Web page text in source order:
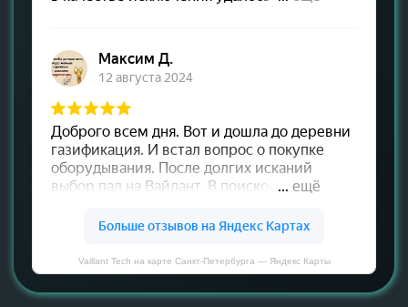
Vaillant Tech на карте Санкт‑Петербурга — Яндекс Карты